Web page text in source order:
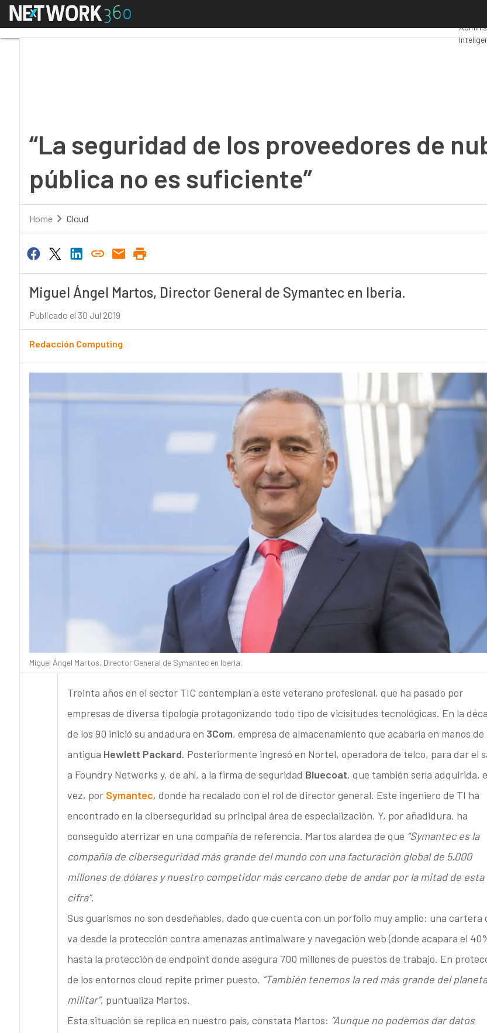
Menú
“La seguridad de los proveedores de
pública no es suficiente”
Home Cloud
Miguel Ángel Martos, Director General de Symantec en Iberia.
Publicado el 30 Jul 2019
Redacción Computing
Miguel Ángel Martos, Director General de Symantec en Iberia.
Treinta años en el sector TIC contemplan a este veterano profesional, que ha pasado por
empresas de diversa tipología protagonizando todo tipo de vicisitudes tecnológicas. En la
de los 90 inició su andadura en 3Com, empresa de almacenamiento que acabaría en manos de
antigua Hewlett Packard. Posteriormente ingresó en Nortel, operadora de telco, para dar el
a Foundry Networks y, de ahí, a la firma de seguridad Bluecoat, que también sería adquirida,
vez, por Symantec, donde ha recalado con el rol de director general. Este ingeniero de TI ha
encontrado en la ciberseguridad su principal área de especialización. Y, por añadidura, ha
conseguido aterrizar en una compañía de referencia. Martos alardea de que “Symantec es la
compañía de ciberseguridad más grande del mundo con una facturación global de 5.000
millones de dólares y nuestro competidor más cercano debe de andar por la mitad de esta
cifra”.
Sus guarismos no son desdeñables, dado que cuenta con un porfolio muy amplio: una cartera
va desde la protección contra amenazas antimalware y navegación web (donde acapara el
hasta la protección de endpoint donde asegura 700 millones de puestos de trabajo. En
de los entornos cloud repite primer puesto. “También tenemos la red más grande del
militar”, puntualiza Martos.
Esta situación se replica en nuestro país, constata Martos: “Aunque no podemos dar datos
A